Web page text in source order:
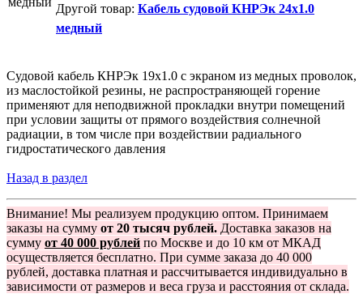
Другой товар: Кабель судовой КНРЭк 24x1.0
медный
Судовой кабель КНРЭк 19x1.0 с экраном из медных проволок,
из маслостойкой резины, не распространяющей горение
применяют для неподвижной прокладки внутри помещений
при условии защиты от прямого воздействия солнечной
радиации, в том числе при воздействии радиального
гидростатического давления
Назад в раздел
Внимание! Мы реализуем продукцию оптом. Принимаем
заказы на сумму от 20 тысяч рублей. Доставка заказов на
сумму от 40 000 рублей по Москве и до 10 км от МКАД
осуществляется бесплатно. При сумме заказа до 40 000
рублей, доставка платная и рассчитывается индивидуально в
зависимости от размеров и веса груза и расстояния от склада.